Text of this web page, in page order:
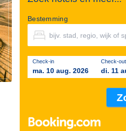
Bestemming
Check-in
ma. 10 aug. 2026
Check-out
di. 11